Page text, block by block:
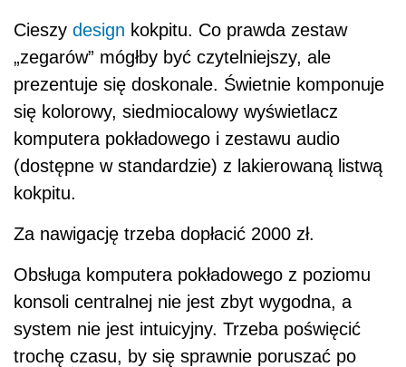
Cieszy design kokpitu. Co prawda zestaw
„zegarów” mógłby być czytelniejszy, ale
prezentuje się doskonale. Świetnie komponuje
się kolorowy, siedmiocalowy wyświetlacz
komputera pokładowego i zestawu audio
(dostępne w standardzie) z lakierowaną listwą
kokpitu.
Za nawigację trzeba dopłacić 2000 zł.
Obsługa komputera pokładowego z poziomu
konsoli centralnej nie jest zbyt wygodna, a
system nie jest intuicyjny. Trzeba poświęcić
trochę czasu, by się sprawnie poruszać po